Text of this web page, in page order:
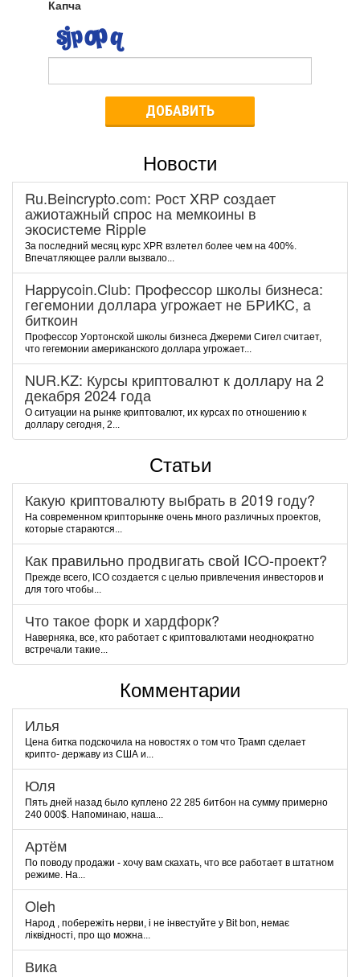
Капча
ДОБАВИТЬ
Новости
Ru.Beincrypto.com: Рост XRP создает
ажиотажный спрос на мемкоины в
экосистеме Ripple
За последний месяц курс XPR взлетел более чем на 400%.
Впечатляющее ралли вызвало...
Happycoin.Club: Пpoфeccop шкoлы бизнeca:
гeгeмoнии дoллapa угpoжaeт нe БPИKC, a
биткoин
Пpoфeccop Уopтoнcкoй шкoлы бизнeca Джepeми Cигeл cчитaeт,
чтo гeгeмoнии aмepикaнcкoгo дoллapa угpoжaeт...
NUR.KZ: Курсы криптовалют к доллару на 2
декабря 2024 года
О ситуации на рынке криптовалют, их курсах по отношению к
доллару сегодня, 2...
Статьи
Какую криптовалюту выбрать в 2019 году?
На современном крипторынке очень много различных проектов,
которые стараются...
Как правильно продвигать свой ICO-проект?
Прежде всего, ICO создается с целью привлечения инвесторов и
для того чтобы...
Что такое форк и хардфорк?
Наверняка, все, кто работает с криптовалютами неоднократно
встречали такие...
Комментарии
Илья
Цена битка подскочила на новостях о том что Трамп сделает
крипто- державу из США и...
Юля
Пять дней назад было куплено 22 285 битбон на сумму примерно
240 000$. Напоминаю, наша...
Артём
По поводу продажи - хочу вам скахать, что все работает в штатном
режиме. На...
Oleh
Народ , побережіть нерви, і не інвестуйте у Bit bon, немає
ліквідності, про що можна...
Вика